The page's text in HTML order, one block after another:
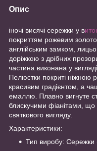
Опис
іночі висячі сережки у в
покриттям рожевим
англійським замком,
доріжкою з дрібних
частина виконана у вигляді
Пелюстки покриті
красивим градієнтом, а
емаллю. Плавно вигнуте
блискучими фіанітами, що
святкового вигляду.
Характеристики:
Тип виробу: Сережки